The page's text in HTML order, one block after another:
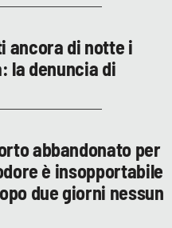
ancora di notte i
la denuncia di
abbandonato per
è insopportabile
due giorni nessun